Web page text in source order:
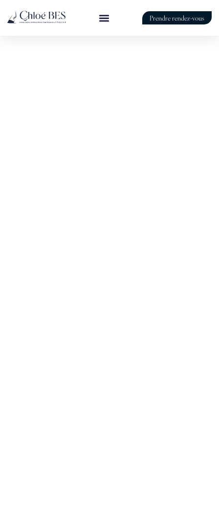
Prendre rendez-vous